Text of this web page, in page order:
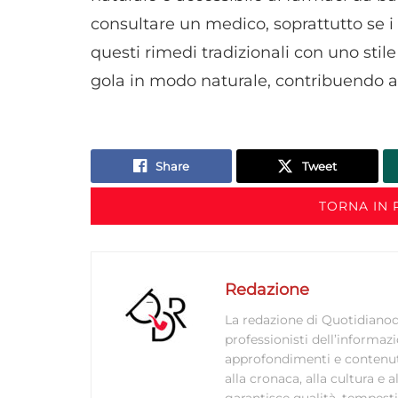
consultare un medico, soprattutto se
questi rimedi tradizionali con uno
gola in modo naturale, contribuendo
Share Tweet
TORNA IN
Redazione
La redazione di
professionisti
approfondimenti e
alla cronaca, alla cultura e